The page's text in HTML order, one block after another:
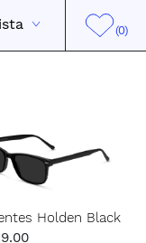
(0)
Holden Black